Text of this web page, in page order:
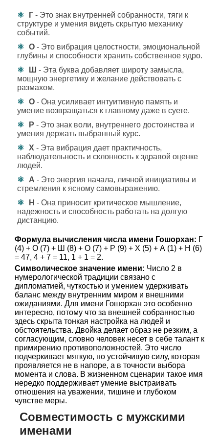
Г - Это знак внутренней собранности, тяги к
структуре и умения видеть скрытую механику
событий.
О - Это вибрация целостности, эмоциональной
глубины и способности хранить собственное ядро.
Ш - Эта буква добавляет широту замысла,
мощную энергетику и желание действовать с
размахом.
О - Она усиливает интуитивную память и
умение возвращаться к главному даже в суете.
Р - Это знак воли, внутреннего достоинства и
умения держать выбранный курс.
Х - Эта вибрация дает практичность,
наблюдательность и склонность к здравой оценке
людей.
А - Это энергия начала, личной инициативы и
стремления к ясному самовыражению.
Н - Она приносит критическое мышление,
надежность и способность работать на долгую
дистанцию.
Формула вычисления числа имени Гошорхан: Г
(4) + О (7) + Ш (8) + О (7) + Р (9) + Х (5) + А (1) + Н (6)
= 47, 4 + 7 = 11, 1 + 1 = 2.
Символическое значение имени: Число 2 в
нумерологической традиции связано с
дипломатией, чуткостью и умением удерживать
баланс между внутренним миром и внешними
ожиданиями. Для имени Гошорхан это особенно
интересно, потому что за внешней собранностью
здесь скрыта тонкая настройка на людей и
обстоятельства. Двойка делает образ не резким, а
согласующим, словно человек несет в себе талант к
примирению противоположностей. Это число
подчеркивает мягкую, но устойчивую силу, которая
проявляется не в напоре, а в точности выбора
момента и слова. В жизненном сценарии такое имя
нередко поддерживает умение выстраивать
отношения на уважении, тишине и глубоком
чувстве меры.
Совместимость с мужскими
именами